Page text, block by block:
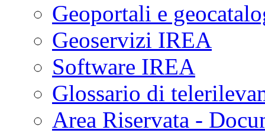
Geoportali e
Geoservizi IREA
Software IREA
Glossario di
Area Riservata -